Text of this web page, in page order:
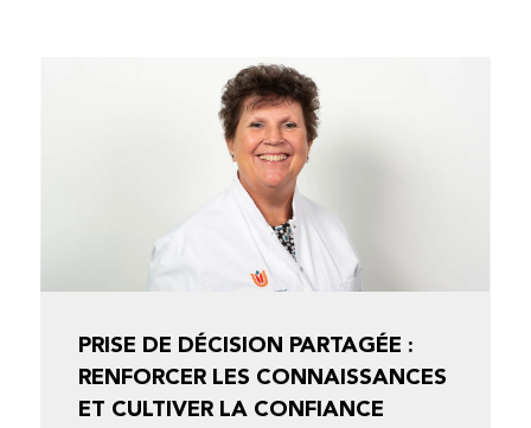
PRISE DE DÉCISION PARTAGÉE :
RENFORCER LES CONNAISSANCES
ET CULTIVER LA CONFIANCE